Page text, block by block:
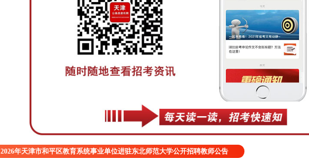
2026年天津市和平区教育系统事业单位进驻东北师范大学公开招聘教师公告